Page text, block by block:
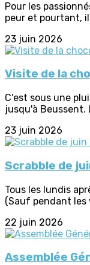
Pour les
peur et pourtant,
23 juin 2026
Visite de la
C'est sous une
jusqu'à Beussent.
23 juin 2026
Scrabble de
Tous les lundis
(Sauf pendant les
22 juin 2026
Assemblée